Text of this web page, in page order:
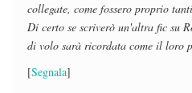
collegate, come fossero proprio
Di certo se scriverò un'altra fic su
di volo sarà ricordata come il loro
[Segnala]